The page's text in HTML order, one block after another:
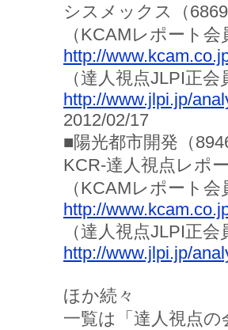
シスメックス（
（KCAMレポート会
http://
（達人視点JLPI
http://www.jlpi.jp/
2012/02/17
■陽光都市開発（
KCR-達人視点レポ
（KCAMレポート会
http://
（達人視点JLPI正
http://www.jlpi.jp/
ほか続々
一覧は「達人視点